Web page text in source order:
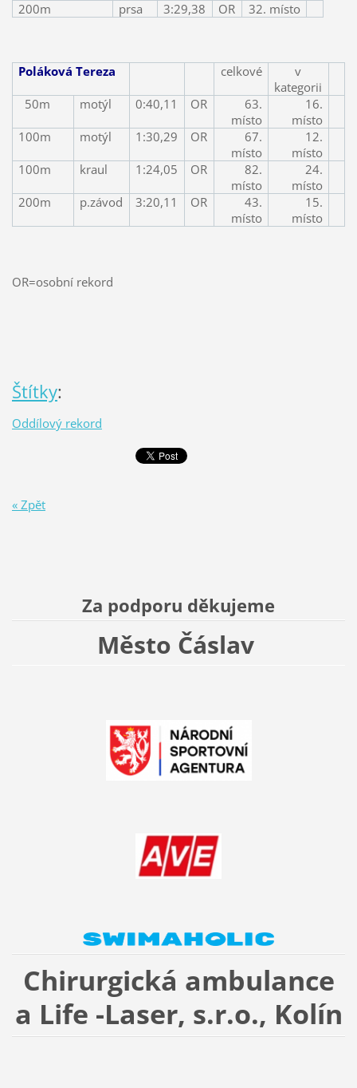
200m
prsa 3:29,38 OR 32. místo
Poláková Tereza celkové
v
kategorii
50m
motýl 0:40,11 OR
63.
místo
16.
místo
100m
motýl 1:30,29 OR
67.
místo
12.
místo
100m
kraul 1:24,05 OR
82.
místo
24.
místo
200m
p.závod 3:20,11 OR
43.
místo
15.
místo
OR=osobní rekord
Štítky:
Oddílový rekord
« Zpět
Za podporu děkujeme
Město Čáslav
Chirurgická ambulance
a Life -Laser, s.r.o., Kolín